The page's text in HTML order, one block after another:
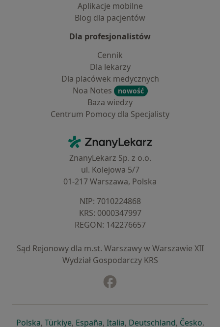
Aplikacje mobilne
Blog dla pacjentów
Dla profesjonalistów
Cennik
Dla lekarzy
Dla placówek medycznych
Noa Notes
nowość
Baza wiedzy
Centrum Pomocy dla Specjalisty
ZnanyLekarz - Strona główna
ZnanyLekarz Sp. z o.o.
ul. Kolejowa 5/7
01-217 Warszawa, Polska
NIP: ⁠7010224868
KRS: ⁠0000347997
REGON: ⁠142276657
Sąd Rejonowy dla m.st. Warszawy w Warszawie XII
Wydział Gospodarczy KRS
Polskaotwiera się w nowej karcie
, Türkiyeotwiera się w nowej karcie
, Españaotwiera się w nowej karcie
, Italiaotwiera się w nowej
, Deutschlandotwiera się
, Česko,